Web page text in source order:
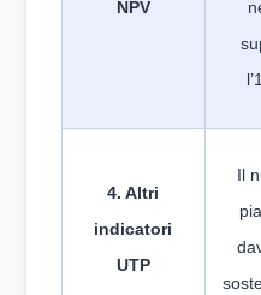
NPV
4. Altri
indicatori
UTP
Il